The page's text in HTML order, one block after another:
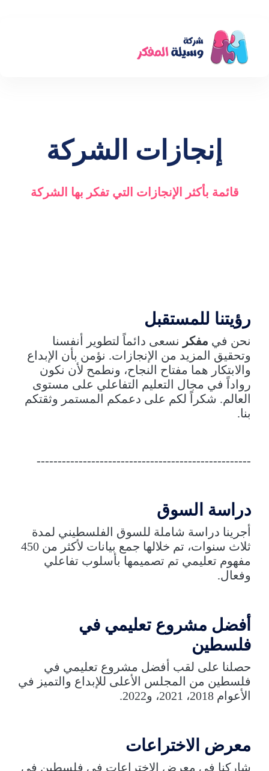
إنجازات الشركة
قائمة بأكثر الإنجازات التي تفكر بها الشركة
رؤيتنا للمستقبل
نحن في مفكر نسعى دائماً لتطوير أنفسنا
وتحقيق المزيد من الإنجازات. نؤمن بأن الإبداع
والابتكار هما مفتاح النجاح، ونطمح لأن نكون
رواداً في مجال التعليم التفاعلي على مستوى
العالم. شكراً لكم على دعمكم المستمر وثقتكم
بنا.
---------------------------------------------------
دراسة السوق
أجرينا دراسة شاملة للسوق الفلسطيني لمدة
ثلاث سنوات، تم خلالها جمع بيانات لأكثر من 450
مفهوم تعليمي تم تصميمها بأسلوب تفاعلي
وفعال.
أفضل مشروع تعليمي في
فلسطين
حصلنا على لقب أفضل مشروع تعليمي في
فلسطين من المجلس الأعلى للإبداع والتميز في
الأعوام 2018، 2021، و2022.
معرض الاختراعات
شاركنا في معرض الاختراعات في فلسطين في